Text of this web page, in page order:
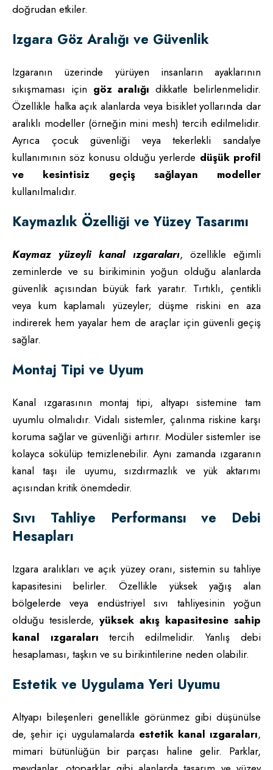
doğrudan etkiler.
Izgara Göz Aralığı ve Güvenlik
Izgaranın üzerinde yürüyen insanların ayaklarının
sıkışmaması için göz aralığı dikkatle belirlenmelidir.
Özellikle halka açık alanlarda veya bisiklet yollarında dar
aralıklı modeller (örneğin mini mesh) tercih edilmelidir.
Ayrıca çocuk güvenliği veya tekerlekli sandalye
kullanımının söz konusu olduğu yerlerde düşük profil
ve kesintisiz geçiş sağlayan modeller
kullanılmalıdır.
Kaymazlık Özelliği ve Yüzey Tasarımı
Kaymaz yüzeyli kanal ızgaraları, özellikle eğimli
zeminlerde ve su birikiminin yoğun olduğu alanlarda
güvenlik açısından büyük fark yaratır. Tırtıklı, çentikli
veya kum kaplamalı yüzeyler; düşme riskini en aza
indirerek hem yayalar hem de araçlar için güvenli geçiş
sağlar.
Montaj Tipi ve Uyum
Kanal ızgarasının montaj tipi, altyapı sistemine tam
uyumlu olmalıdır. Vidalı sistemler, çalınma riskine karşı
koruma sağlar ve güvenliği artırır. Modüler sistemler ise
kolayca sökülüp temizlenebilir. Aynı zamanda ızgaranın
kanal taşı ile uyumu, sızdırmazlık ve yük aktarımı
açısından kritik önemdedir.
Sıvı Tahliye Performansı ve Debi
Hesapları
Izgara aralıkları ve açık yüzey oranı, sistemin su tahliye
kapasitesini belirler. Özellikle yüksek yağış alan
bölgelerde veya endüstriyel sıvı tahliyesinin yoğun
olduğu tesislerde, yüksek akış kapasitesine sahip
kanal ızgaraları tercih edilmelidir. Yanlış debi
hesaplaması, taşkın ve su birikintilerine neden olabilir.
Estetik ve Uygulama Yeri Uyumu
Altyapı bileşenleri genellikle görünmez gibi düşünülse
de, şehir içi uygulamalarda estetik kanal ızgaraları,
mimari bütünlüğün bir parçası haline gelir. Parklar,